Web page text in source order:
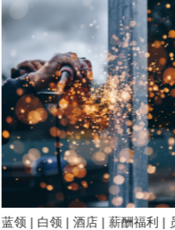
蓝领 | 白领 | 酒店 | 薪酬福利 |